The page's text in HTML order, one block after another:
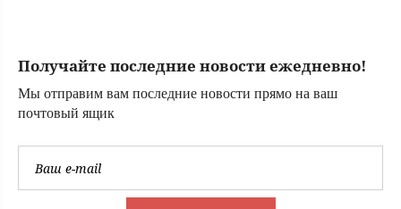
Получайте последние новости ежедневно!
Мы отправим вам последние новости прямо на ваш
почтовый ящик